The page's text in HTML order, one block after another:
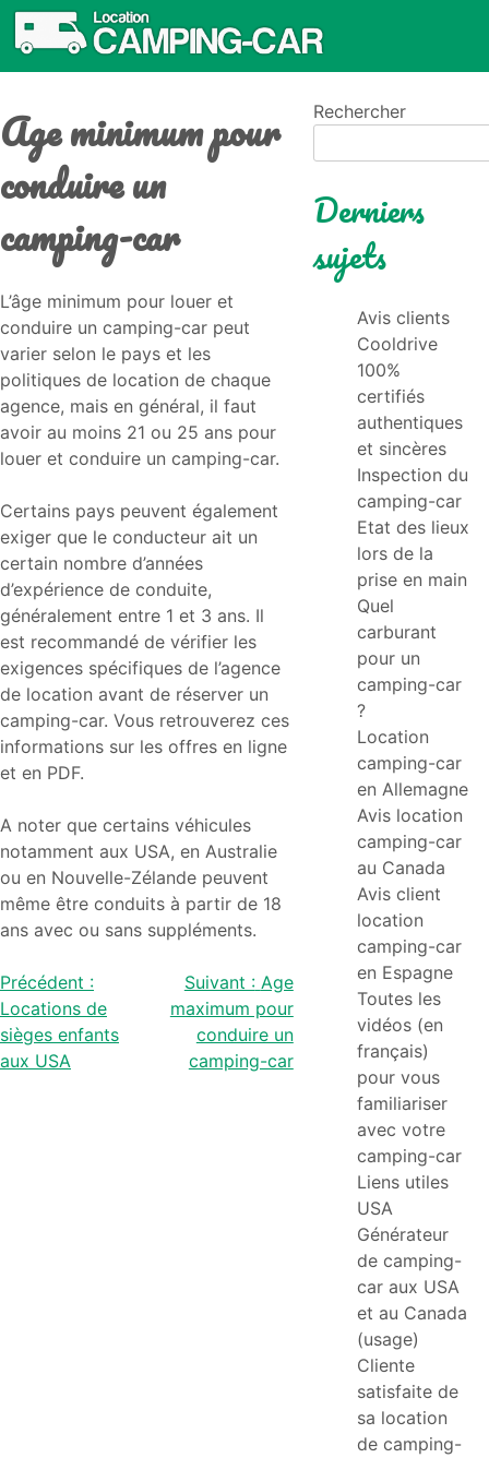
Age minimum pour
conduire un
camping-car
L’âge minimum pour louer et
conduire un camping-car peut
varier selon le pays et les
politiques de location de chaque
agence, mais en général, il faut
avoir au moins 21 ou 25 ans pour
louer et conduire un camping-car.
Certains pays peuvent également
exiger que le conducteur ait un
certain nombre d’années
d’expérience de conduite,
généralement entre 1 et 3 ans. Il
est recommandé de vérifier les
exigences spécifiques de l’agence
de location avant de réserver un
camping-car. Vous retrouverez ces
informations sur les offres en ligne
et en PDF.
A noter que certains véhicules
notamment aux USA, en Australie
ou en Nouvelle-Zélande peuvent
même être conduits à partir de 18
ans avec ou sans suppléments.
Navigation
de
l’article
Précédent :
Locations de
sièges enfants
aux USA
Suivant : Age
maximum pour
conduire un
camping-car
Rechercher
Derniers
sujets
Avis clients
Cooldrive
100%
certifiés
authentiques
et sincères
Inspection du
camping-car
Etat des lieux
lors de la
prise en main
Quel
carburant
pour un
camping-car
?
Location
camping-car
en Allemagne
Avis location
camping-car
au Canada
Avis client
location
camping-car
en Espagne
Toutes les
vidéos (en
français)
pour vous
familiariser
avec votre
camping-car
Liens utiles
USA
Générateur
de camping-
car aux USA
et au Canada
(usage)
Cliente
satisfaite de
sa location
de camping-